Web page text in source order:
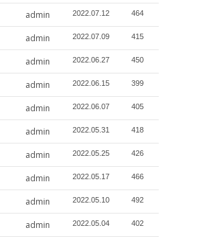
admin 2022.07.12 464
admin 2022.07.09 415
admin 2022.06.27 450
admin 2022.06.15 399
admin 2022.06.07 405
admin 2022.05.31 418
admin 2022.05.25 426
admin 2022.05.17 466
admin 2022.05.10 492
admin 2022.05.04 402